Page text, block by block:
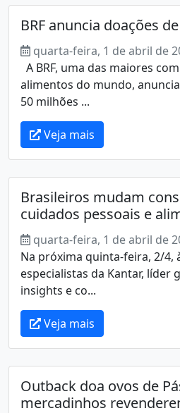
BRF anuncia doações
quarta-feira, 1 de abril de
A BRF, uma das maiores
alimentos do mundo,
50 milhões ...
Veja mais
Brasileiros mudam
cuidados pessoais e
quarta-feira, 1 de abril de
Na próxima quinta-feira, 2/4,
especialistas da Kantar, líder
insights e co...
Veja mais
Outback doa ovos de
mercadinhos